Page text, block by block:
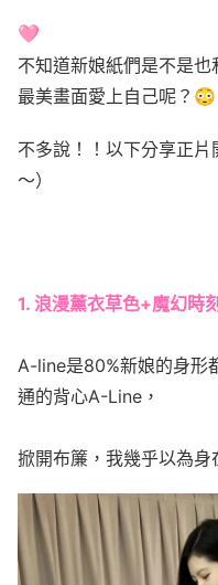
🩷
不知道新娘紙們是不是
最美畫面愛上自己呢？😳
不多說！！以下分享正
～）
1. 浪漫薰衣草色+魔幻時
A-line是80%新娘的身形
通的背心A-Line，
掀開布簾，我幾乎以為身